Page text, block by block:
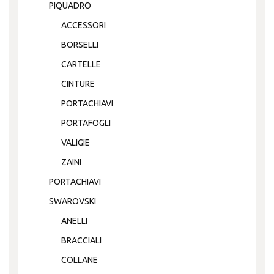
PIQUADRO
ACCESSORI
BORSELLI
CARTELLE
CINTURE
PORTACHIAVI
PORTAFOGLI
VALIGIE
ZAINI
PORTACHIAVI
SWAROVSKI
ANELLI
BRACCIALI
COLLANE